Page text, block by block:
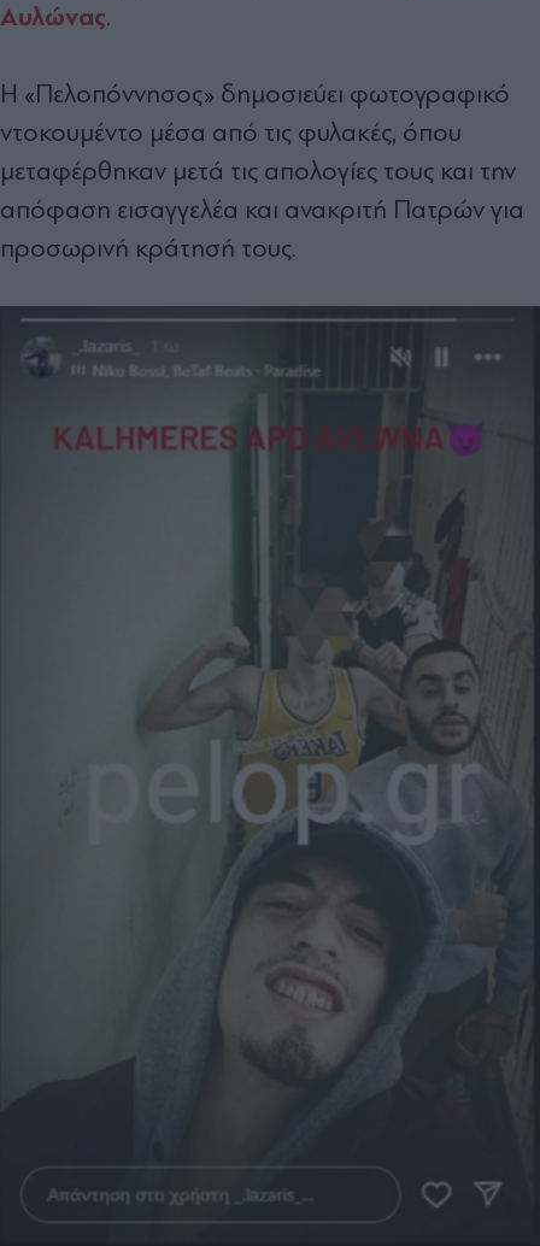
Αυλώνας.
Η «Πελοπόννησος» δημοσιεύει φωτογραφικό
ντοκουμέντο μέσα από τις φυλακές, όπου
μεταφέρθηκαν μετά τις απολογίες τους και την
απόφαση εισαγγελέα και ανακριτή Πατρών για
προσωρινή κράτησή τους.